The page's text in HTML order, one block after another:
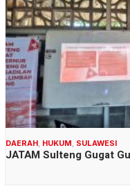
DAERAH, HUKUM, SULAWESI
JATAM Sulteng Gugat